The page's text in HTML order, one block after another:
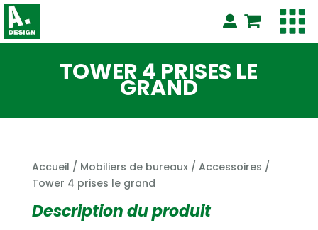
TOWER 4 PRISES LE
GRAND
Accueil / Mobiliers de bureaux/ Accessoires /
Tower 4 prises le grand
Description du produit